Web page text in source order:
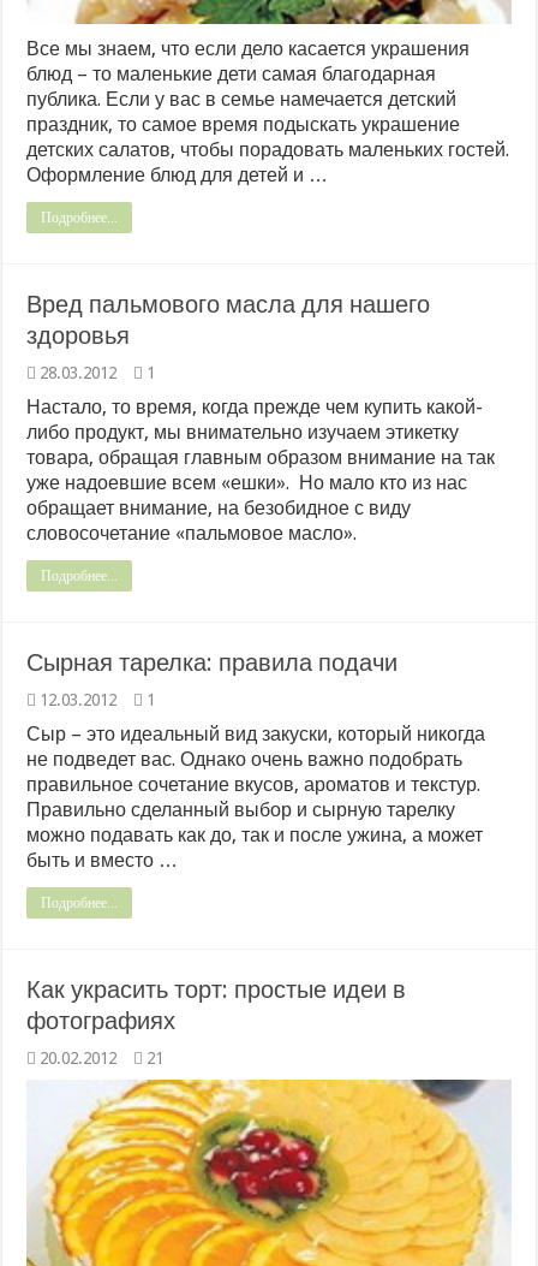
Все мы знаем, что если дело касается украшения
блюд – то маленькие дети самая благодарная
публика. Если у вас в семье намечается детский
праздник, то самое время подыскать украшение
детских салатов, чтобы порадовать маленьких гостей.
Оформление блюд для детей и …
Подробнее...
Вред пальмового масла для нашего
здоровья
28.03.2012 1
Настало, то время, когда прежде чем купить какой-
либо продукт, мы внимательно изучаем этикетку
товара, обращая главным образом внимание на так
уже надоевшие всем «ешки». Но мало кто из нас
обращает внимание, на безобидное с виду
словосочетание «пальмовое масло».
Подробнее...
Сырная тарелка: правила подачи
12.03.2012 1
Сыр – это идеальный вид закуски, который никогда
не подведет вас. Однако очень важно подобрать
правильное сочетание вкусов, ароматов и текстур.
Правильно сделанный выбор и сырную тарелку
можно подавать как до, так и после ужина, а может
быть и вместо …
Подробнее...
Как украсить торт: простые идеи в
фотографиях
20.02.2012 21